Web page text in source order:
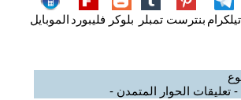
تيلكرام بنترست تمبلر بلوكر فليبورد الموبايل
تعليقات الحوار المتمدن -